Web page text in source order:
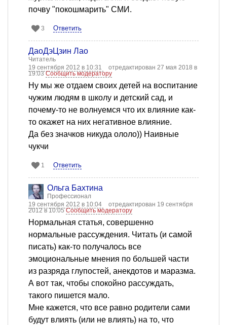
почву "покошмарить" СМИ.
3 Ответить
ДаоДэЦзин Лао
Читатель
19 сентября 2012 в 10:31
отредактирован 27 мая 2018 в
19:03Сообщить модератору
Ну мы же отдаем своих детей на воспитание
чужим людям в школу и детский сад, и
почему-то не волнуемся что их влияние как-
то окажет на них негативное влияние.
Да без значков никуда ололо)) Наивные
чукчи
1 Ответить
Ольга Бахтина
Профессионал
19 сентября 2012 в 10:04
отредактирован 19 сентября
2012 в 10:05Сообщить модератору
Нормальная статья, совершенно
нормальные рассуждения. Читать (и самой
писать) как-то получалось все
эмоциональные мнения по большей части
из разряда глупостей, анекдотов и маразма.
А вот так, чтобы спокойно рассуждать,
такого пишется мало.
Мне кажется, что все равно родители сами
будут влиять (или не влиять) на то, что